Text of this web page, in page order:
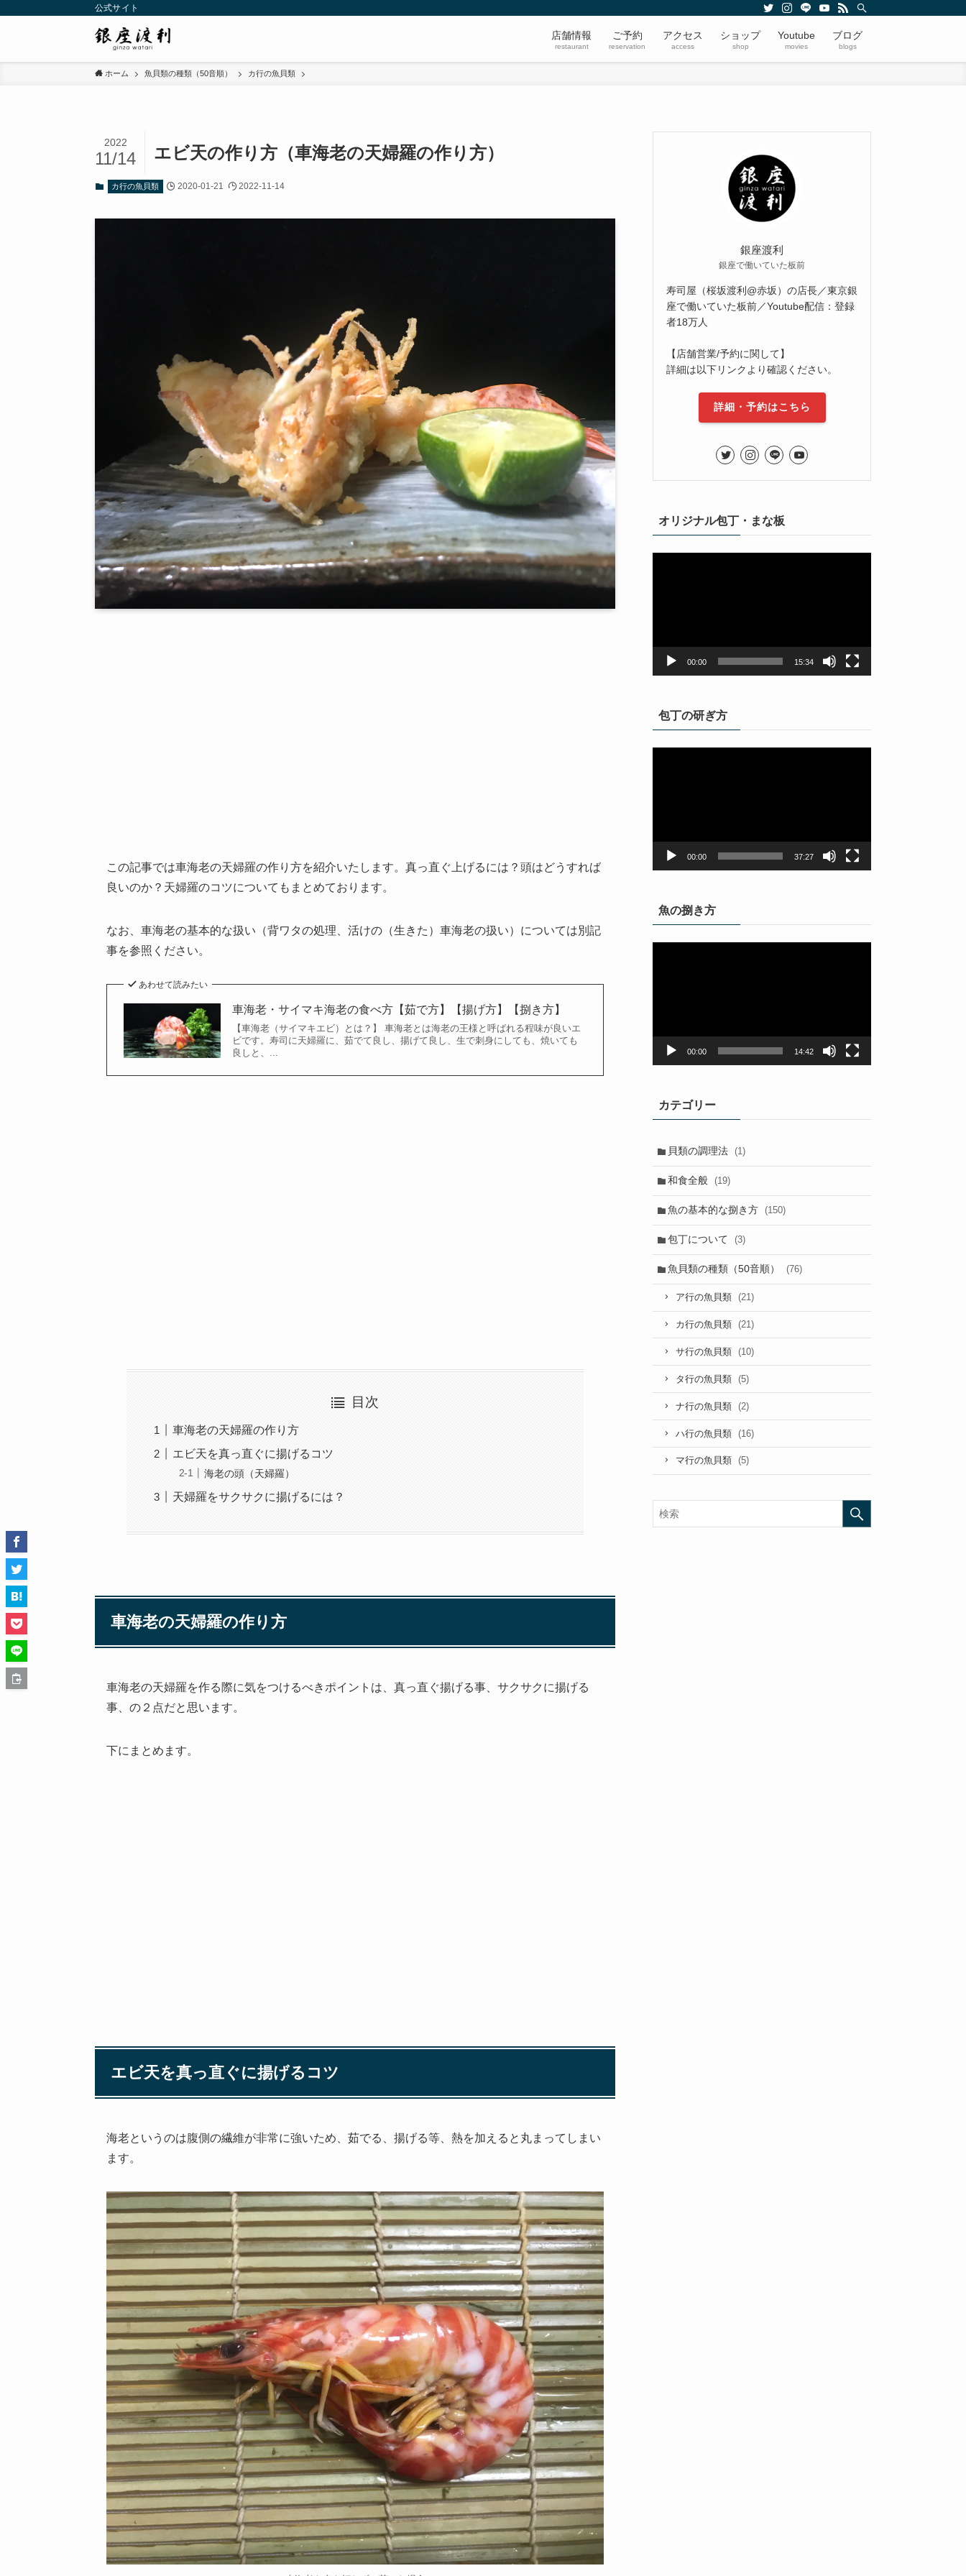
公式サイト
店舗情報
restaurant
ご予約
reservation
アクセス
access
ショップ
shop
Youtube
movies
ブログ
blogs
ホーム 魚貝類の種類（50音順） カ行の魚貝類
エビ天の作り方（車海老の天婦羅の作り方）
2022
11/14
カ行の魚貝類 2020-01-21 2022-11-14
この記事では車海老の天婦羅の作り方を紹介いたします。真っ直ぐ上げるには？頭はどうすれば
良いのか？天婦羅のコツについてもまとめております。
なお、車海老の基本的な扱い（背ワタの処理、活けの（生きた）車海老の扱い）については別記
事を参照ください。
あわせて読みたい
車海老・サイマキ海老の食べ方【茹で方】【揚げ方】【捌き方】
【車海老（サイマキエビ）とは？】 車海老とは海老の王様と呼ばれる程味が良いエ
ビです。寿司に天婦羅に、茹でて良し、揚げて良し、生で刺身にしても、焼いても
良しと、...
目次
車海老の天婦羅の作り方
エビ天を真っ直ぐに揚げるコツ
海老の頭（天婦羅）
天婦羅をサクサクに揚げるには？
車海老の天婦羅の作り方
車海老の天婦羅を作る際に気をつけるべきポイントは、真っ直ぐ揚げる事、サクサクに揚げる
事、の２点だと思います。
下にまとめます。
エビ天を真っ直ぐに揚げるコツ
海老というのは腹側の繊維が非常に強いため、茹でる、揚げる等、熱を加えると丸まってしまい
ます。
銀座渡利
銀座で働いていた板前
寿司屋（桜坂渡利@赤坂）の店長／東京銀
座で働いていた板前／Youtube配信：登録
者18万人
【店舗営業/予約に関して】
詳細は以下リンクより確認ください。
詳細・予約はこちら
オリジナル包丁・まな板
00:00 15:34
包丁の研ぎ方
00:00 37:27
魚の捌き方
00:00 14:42
カテゴリー
貝類の調理法 (1)
和食全般 (19)
魚の基本的な捌き方 (150)
包丁について (3)
魚貝類の種類（50音順） (76)
ア行の魚貝類 (21)
カ行の魚貝類 (21)
サ行の魚貝類 (10)
タ行の魚貝類 (5)
ナ行の魚貝類 (2)
ハ行の魚貝類 (16)
マ行の魚貝類 (5)